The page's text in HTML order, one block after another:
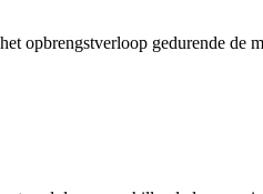
opbrengstverloop gedurende de